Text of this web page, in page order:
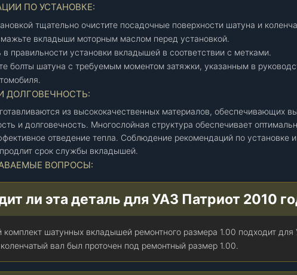
ПО УСТАНОВКЕ:
тщательно очистите посадочные поверхности шатуна и
вкладыши моторным маслом перед установкой.
в правильности установки вкладышей в соответствии с метками.
болты шатуна с требуемым моментом затяжки, указанным в
ДОЛГОВЕЧНОСТЬ:
из высококачественных материалов, обеспечивающих
и долговечность. Многослойная структура обеспечивает
отведение тепла. Соблюдение рекомендаций по установке
срок службы вкладышей.
ВОПРОСЫ:
ли эта деталь для УАЗ Патриот 2010
шатунных вкладышей ремонтного размера 1.00 подходит для
вал был проточен под ремонтный размер 1.00.